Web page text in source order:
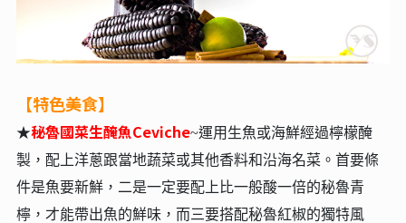
【特色美食】
★秘魯國菜生醃魚Ceviche~運⽤⽣⿂或海鮮經過檸檬醃
製，配上洋蔥跟當地蔬菜或其他香料和沿海名菜。⾸要條
件是⿂要新鮮，⼆是⼀定要配上比⼀般酸⼀倍的秘魯青
檸，才能帶出⿂的鮮味，⽽三要搭配秘魯紅椒的獨特風